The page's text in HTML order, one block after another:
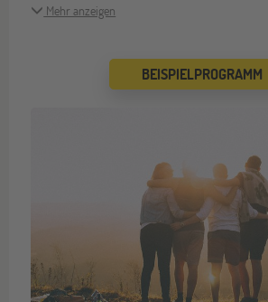
Mehr anzeigen
BEISPIELPROGRAMM